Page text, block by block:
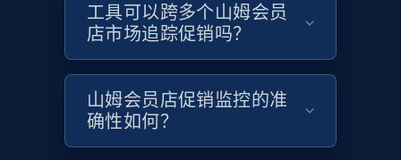
Amazon products search
Asin, URL, Name, Sponsored, Initial price, Final
price, Currency, Sold, and more.
1.6K+ 181+ 立即开始
工具可以跨多个山姆会员
店市场追踪促销吗？
山姆会员店促销监控的准
确性如何？